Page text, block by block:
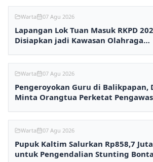
Warta 07 Agu 2026
Lapangan Lok Tuan Masuk RKPD
Disiapkan jadi Kawasan Olahraga
Warta 07 Agu 2026
Pengeroyokan Guru di Balikpapan,
Minta Orangtua Perketat
Warta 07 Agu 2026
Pupuk Kaltim Salurkan Rp858,7 Juta
untuk Pengendalian Stunting